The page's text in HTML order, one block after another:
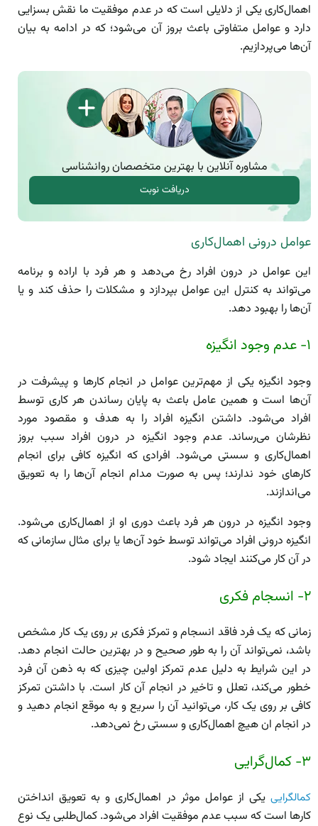
اهمال‌کاری یکی از دلایلی است که در عدم موفقیت ما نقش بسزایی
دارد و عوامل متفاوتی باعث بروز آن می‌شود؛ که در ادامه به بیان
آن‌‌ها می‌پردازیم.
مشاوره آنلاین با بهترین متخصصان روانشناسی
دریافت نوبت
عوامل درونی اهمال‌کاری
این عوامل در درون افراد رخ می‌دهد و هر فرد با اراده و برنامه
می‌تواند به کنترل این عوامل بپردازد و مشکلات را حذف کند و یا
آن‌ها را بهبود دهد.
۱- عدم وجود انگیزه
وجود انگیزه یکی از مهم‌ترین عوامل در انجام کار‌ها و پیشرفت در
آن‌ها است و همین عامل باعث به پایان رساندن هر کاری توسط
افراد می‌شود. داشتن انگیزه افراد را به هدف و مقصود مورد
نظرشان می‌رساند. عدم وجود انگیزه در درون افراد سبب بروز
اهمال‌کاری و سستی می‌شود. افرادی که انگیزه کافی برای انجام
کار‌های خود ندارند؛ پس به صورت مدام انجام آن‌ها را به تعویق
می‌اندازند.
وجود انگیزه در درون هر فرد باعث دوری او از اهمال‌کاری می‌شود.
انگیزه درونی افراد می‌تواند توسط خود آن‌ها یا برای مثال سازمانی که
در آن کار می‌کنند ایجاد شود.
۲- انسجام فکری
زمانی که یک فرد فاقد انسجام و تمرکز فکری بر روی یک کار مشخص
باشد، نمی‌تواند آن را به طور صحیح و در بهترین حالت انجام دهد.
در این شرایط به دلیل عدم تمرکز اولین چیزی که به ذهن آن فرد
خطور می‌کند، تعلل و تاخیر در انجام آن کار است. با داشتن تمرکز
کافی بر روی یک کار، می‌توانید آن را سریع و به موقع انجام دهید و
در انجام ان هیچ اهمال‌کاری و سستی رخ نمی‌دهد.
۳- کمال‌گرایی
کمالگرایی یکی از عوامل موثر در اهمال‌کاری و به تعویق انداختن
کار‌ها است که سبب عدم موفقیت افراد می‌شود. کمال‌طلبی یک نوع